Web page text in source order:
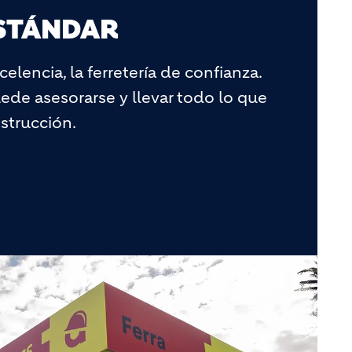
la ferretería de confianza.
asesorarse y llevar todo lo que